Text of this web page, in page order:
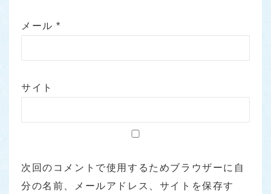
メール*
サイト
次回のコメントで使用するためブラウザーに自
分の名前、メールアドレス、サイトを保存す